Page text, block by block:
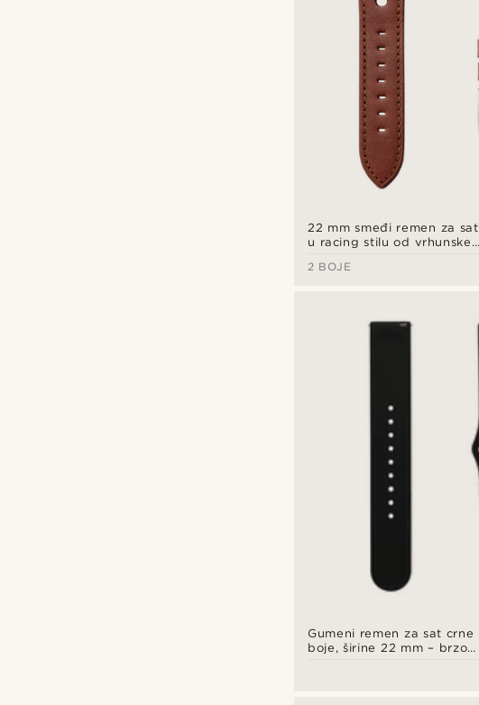
22 mm smeđi remen za sat
u racing stilu od vrhunske
2 BOJE
Gumeni remen za sat crne
boje, širine 22 mm – brzo